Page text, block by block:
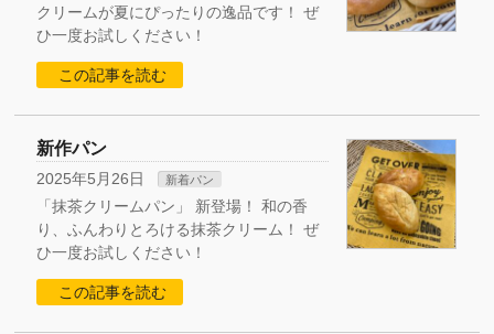
クリームが夏にぴったりの逸品です！ ぜ
ひ一度お試しください！
この記事を読む
新作パン
2025年5月26日 新着パン
「抹茶クリームパン」 新登場！ 和の香
り、ふんわりとろける抹茶クリーム！ ぜ
ひ一度お試しください！
この記事を読む